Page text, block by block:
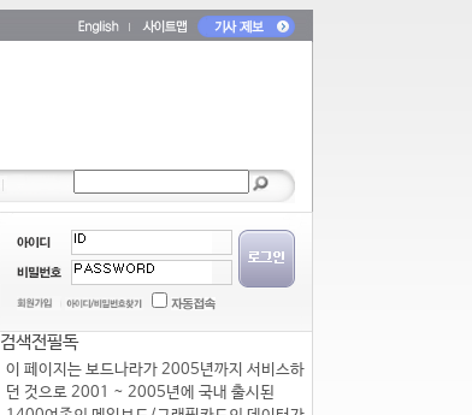
검색전필독
이 페이지는 보드나라가 2005년까지 서비스하
던 것으로 2001 ~ 2005년에 국내 출시된